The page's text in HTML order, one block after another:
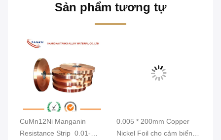
Sản phẩm tương tự
CuMn12Ni Manganin
Resistance Strip ️ 0.01-
0.005 * 200mm Copper
Nickel Foil cho cảm biến